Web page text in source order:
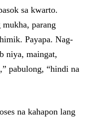
sa kwarto.
parang
Payapa. Nag-
niya, maingat,
pabulong, “hindi na
na kahapon lang